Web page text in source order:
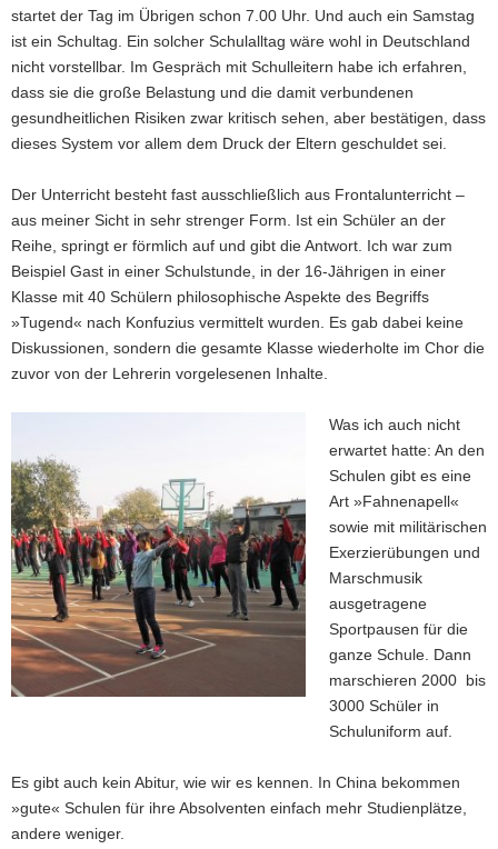
startet der Tag im Übrigen schon 7.00 Uhr. Und auch ein Samstag
ist ein Schultag. Ein solcher Schulalltag wäre wohl in Deutschland
nicht vorstellbar. Im Gespräch mit Schulleitern habe ich erfahren,
dass sie die große Belastung und die damit verbundenen
gesundheitlichen Risiken zwar kritisch sehen, aber bestätigen, dass
dieses System vor allem dem Druck der Eltern geschuldet sei.
Der Unterricht besteht fast ausschließlich aus Frontalunterricht –
aus meiner Sicht in sehr strenger Form. Ist ein Schüler an der
Reihe, springt er förmlich auf und gibt die Antwort. Ich war zum
Beispiel Gast in einer Schulstunde, in der 16-Jährigen in einer
Klasse mit 40 Schülern philosophische Aspekte des Begriffs
»Tugend« nach Konfuzius vermittelt wurden. Es gab dabei keine
Diskussionen, sondern die gesamte Klasse wiederholte im Chor die
zuvor von der Lehrerin vorgelesenen Inhalte.
Was ich auch nicht
erwartet hatte: An den
Schulen gibt es eine
Art »Fahnenapell«
sowie mit militärischen
Exerzierübungen und
Marschmusik
ausgetragene
Sportpausen für die
ganze Schule. Dann
marschieren 2000 bis
3000 Schüler in
Schuluniform auf.
Es gibt auch kein Abitur, wie wir es kennen. In China bekommen
»gute« Schulen für ihre Absolventen einfach mehr Studienplätze,
andere weniger.